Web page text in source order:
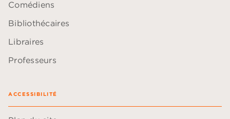
Comédiens
Bibliothécaires
Libraires
Professeurs
ACCESSIBILITÉ